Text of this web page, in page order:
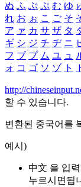
ぬ ふ ぶ ぷ む ゆ
れ お ぉ こ ご そ
ア ァ カ サ ザ タ
ギ シ ジ チ ヂ ニ
フ ブ プ ム ユ ュ
ォ コ ゴ ソ ゾ ト
http://
할 수 있습니다.
변환된 중국어를
예시)
中文 을 입
누르시면됩